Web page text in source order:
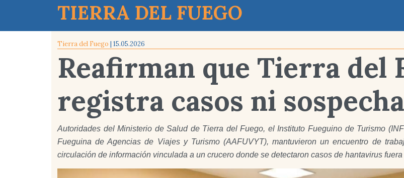
TIERRA DEL FUEGO
Tierra del Fuego | 15.05.2026
Reafirman que Tierra del
registra casos ni
Autoridades del Ministerio de Salud de Tierra del Fuego, el Instituto Fueguino de Turismo
Fueguina de Agencias de Viajes y Turismo (AAFUVYT), mantuvieron un encuentro de
circulación de información vinculada a un crucero donde se detectaron casos de hantavirus